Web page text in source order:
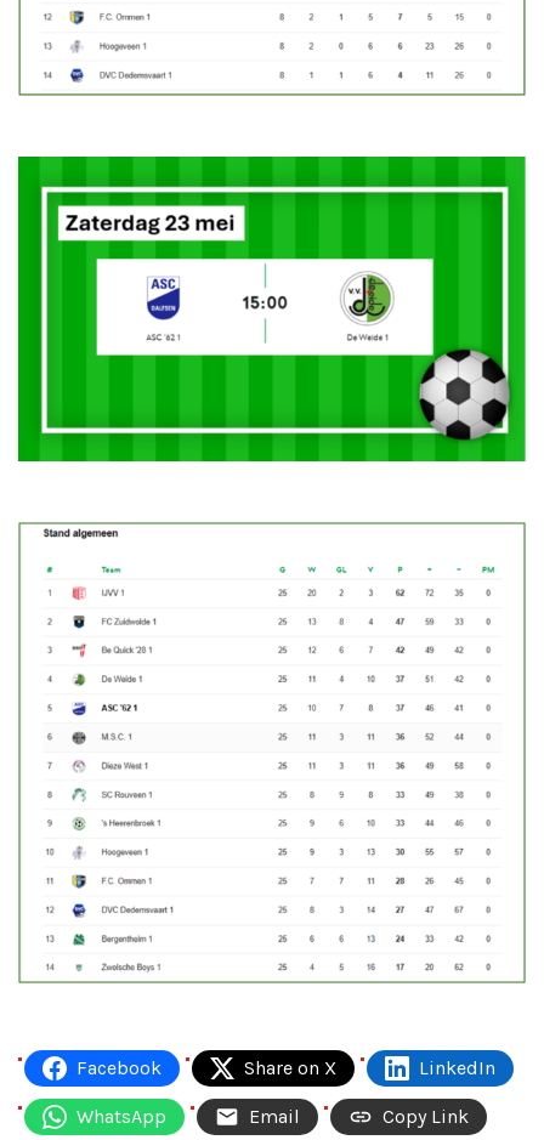
Facebook Share on X LinkedIn
WhatsApp Email Copy Link